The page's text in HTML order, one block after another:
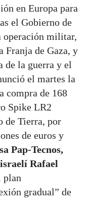
en Europa para
el Gobierno de
operación militar,
Franja de Gaza, y
de la guerra y el
el martes la
compra de 168
Spike LR2
de Tierra, por
de euros y
Pap-Tecnos,
Rafael
plan
gradual” de